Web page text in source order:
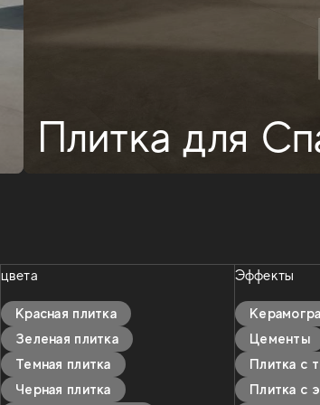
Плитка для
цвета
Красная плитка
Зеленая плитка
Темная плитка
Черная плитка
Эффекты
Цементы
Плитка с
Плитка с